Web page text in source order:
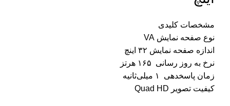
مشخصات کلیدی
نوع صفحه نمایش VA
اندازه صفحه نمایش ۳۲ اینچ
نرخ به روز رسانی ۱۶۵ هرتز
زمان پاسخدهی
۱ میلی‌ثانیه
کیفیت تصویر Quad HD